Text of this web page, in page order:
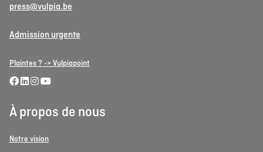
press@vulpia.be
Admission urgente
Plaintes ? -> Vulpiapoint
À propos de nous
Notre vision